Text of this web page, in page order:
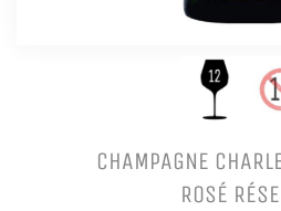
CHAMPAGNE
ROSÉ